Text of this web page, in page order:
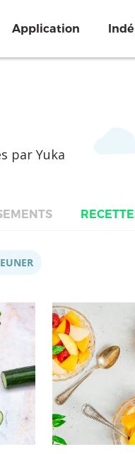
Application
par Yuka